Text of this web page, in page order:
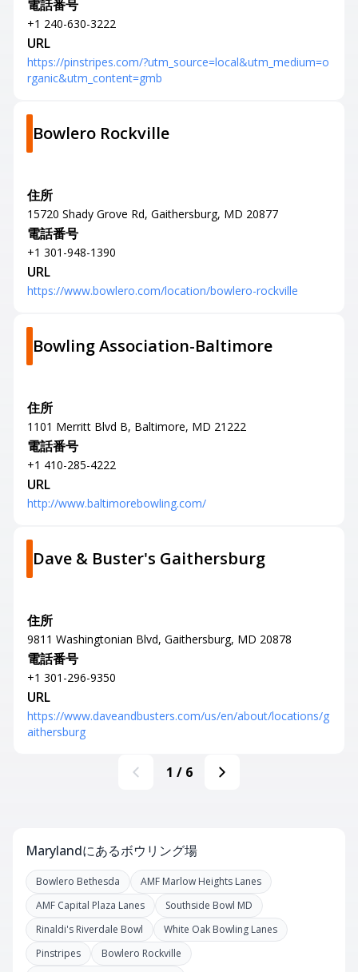
電話番号
+1 240-630-3222
URL
https://pinstripes.com/?utm_source=local&utm_medium=o
rganic&utm_content=gmb
Bowlero Rockville
住所
15720 Shady Grove Rd, Gaithersburg, MD 20877
電話番号
+1 301-948-1390
URL
https://www.bowlero.com/location/bowlero-rockville
Bowling Association-Baltimore
住所
1101 Merritt Blvd B, Baltimore, MD 21222
電話番号
+1 410-285-4222
URL
http://www.baltimorebowling.com/
Dave & Buster's Gaithersburg
住所
9811 Washingtonian Blvd, Gaithersburg, MD 20878
電話番号
+1 301-296-9350
URL
https://www.daveandbusters.com/us/en/about/locations/g
aithersburg
1 / 6
Marylandにあるボウリング場
Bowlero Bethesda
AMF Marlow Heights Lanes
AMF Capital Plaza Lanes
Southside Bowl MD
Rinaldi's Riverdale Bowl
White Oak Bowling Lanes
Pinstripes
Bowlero Rockville